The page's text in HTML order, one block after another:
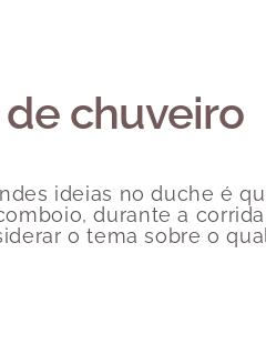
chuveiro
ideias no duche é
durante a
o tema sobre o